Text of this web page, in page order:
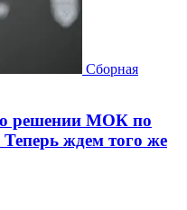
Сборная
решении МОК по
ждем того же